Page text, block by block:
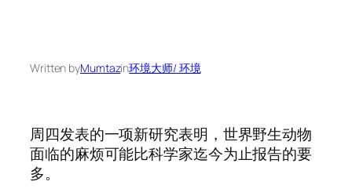
Written byMumtazin环境大师/ 环境
周四发表的一项新研究表明，世界野生动物
面临的麻烦可能比科学家迄今为止报告的要
多。